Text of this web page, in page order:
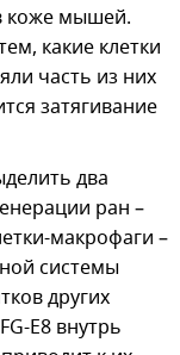
коже мышей.
какие клетки
часть из них
затягивание
два
ран –
макрофаги –
системы
других
E8 внутрь